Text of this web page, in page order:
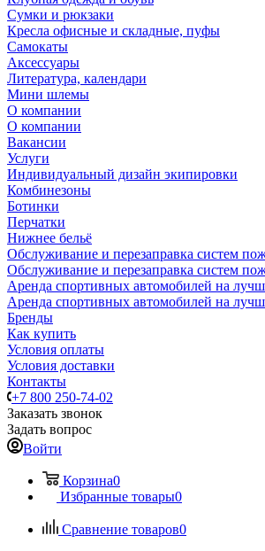
Сумки и рюкзаки
Кресла офисные и складные, пуфы
Самокаты
Аксессуары
Литература, календари
Мини шлемы
О компании
О компании
Вакансии
Услуги
Индивидуальный дизайн экипировки
Комбинезоны
Ботинки
Перчатки
Нижнее бельё
Обслуживание и перезаправка систем
Обслуживание и перезаправка систем
Аренда спортивных автомобилей на
Аренда спортивных автомобилей на
Бренды
Как купить
Условия оплаты
Условия доставки
Контакты
+7 800 250-74-02
Заказать звонок
Задать вопрос
Войти
Корзина0
Избранные товары0
Сравнение товаров0